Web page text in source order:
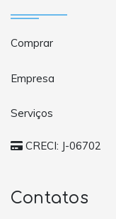
Comprar
Empresa
Serviços
CRECI: J-06702
Contatos